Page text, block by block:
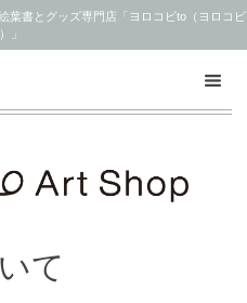
葉書とグッズ専門店「ヨロコビto（ヨロコビ
」
て